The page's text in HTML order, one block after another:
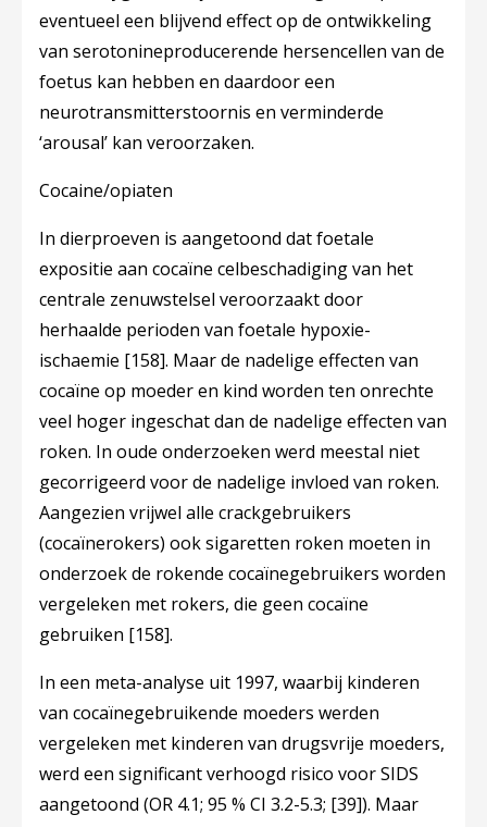
eventueel een blijvend effect op de ontwikkeling
van serotonineproducerende hersencellen van de
foetus kan hebben en daardoor een
neurotransmitterstoornis en verminderde
‘arousal’ kan veroorzaken.
Cocaine/opiaten
In dierproeven is aangetoond dat foetale
expositie aan cocaïne celbeschadiging van het
centrale zenuwstelsel veroorzaakt door
herhaalde perioden van foetale hypoxie-
ischaemie [158]. Maar de nadelige effecten van
cocaïne op moeder en kind worden ten onrechte
veel hoger ingeschat dan de nadelige effecten van
roken. In oude onderzoeken werd meestal niet
gecorrigeerd voor de nadelige invloed van roken.
Aangezien vrijwel alle crackgebruikers
(cocaïnerokers) ook sigaretten roken moeten in
onderzoek de rokende cocaïnegebruikers worden
vergeleken met rokers, die geen cocaïne
gebruiken [158].
In een meta-analyse uit 1997, waarbij kinderen
van cocaïnegebruikende moeders werden
vergeleken met kinderen van drugsvrije moeders,
werd een significant verhoogd risico voor SIDS
aangetoond (OR 4.1; 95 % CI 3.2-5.3; [39]). Maar